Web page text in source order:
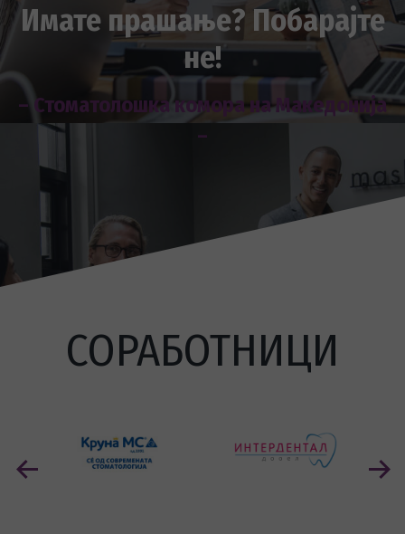
Имате прашање? Побарајте
не!
– Стоматолошка комора на Македонија
–
СОРАБОТНИЦИ